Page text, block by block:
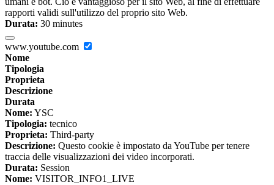
rapporti validi sull'utilizzo del proprio sito Web.
Durata: 30 minutes
www.youtube.com
Nome
Tipologia
Proprieta
Descrizione
Durata
Nome: YSC
Tipologia: tecnico
Proprieta: Third-party
Descrizione: Questo cookie è impostato da YouTube per tenere
traccia delle visualizzazioni dei video incorporati.
Durata: Session
Nome: VISITOR_INFO1_LIVE